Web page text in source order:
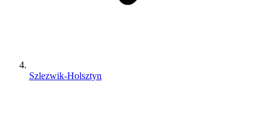
Szlezwik-Holsztyn